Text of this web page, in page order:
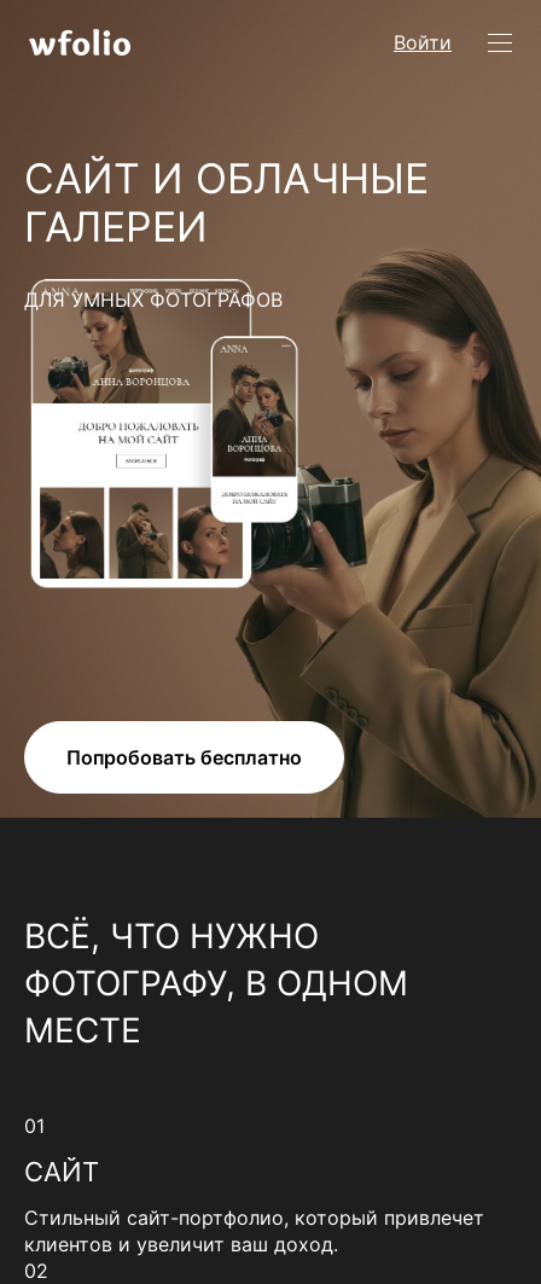
Войти
САЙТ И ОБЛАЧНЫЕ
ГАЛЕРЕИ
ДЛЯ УМНЫХ ФОТОГРАФОВ
Попробовать бесплатно
ВСЁ, ЧТО НУЖНО
ФОТОГРАФУ, В ОДНОМ
МЕСТЕ
01
САЙТ
Стильный сайт-портфолио, который привлечет
клиентов и увеличит ваш доход.
02